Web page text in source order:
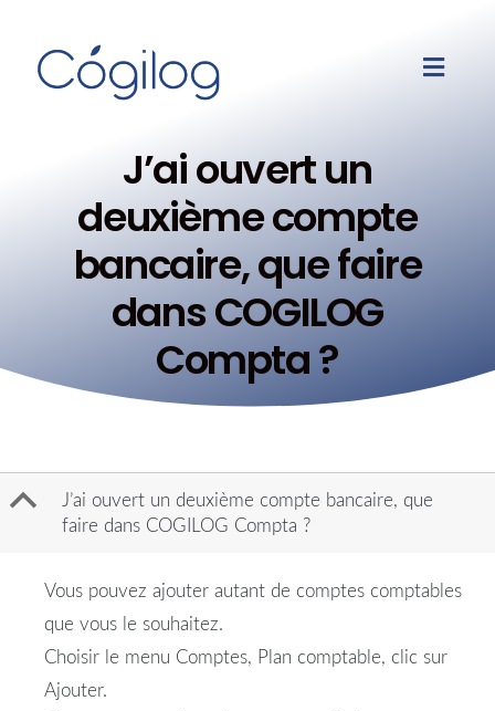
J’ai ouvert un
deuxième compte
bancaire, que faire
dans COGILOG
Compta ?
B
J’ai ouvert un deuxième compte bancaire, que
faire dans COGILOG Compta ?
Vous pouvez ajouter autant de comptes comptables
que vous le souhaitez.
Choisir le menu Comptes, Plan comptable, clic sur
Ajouter.